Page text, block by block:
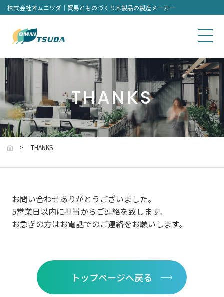
株式会社オムニツダ｜貿易とものづくり木製品の製造メーカー
THANKS
THANKS
お問い合わせありがとうございました。
5営業日以内に担当からご連絡を致します。
お急ぎの方はお電話でのご連絡をお願いします。
トップページへ戻る